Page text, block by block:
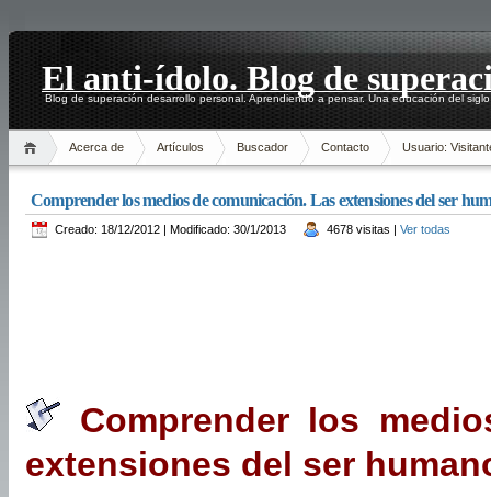
El anti-ídolo. Blog de
Blog de superación desarrollo personal. Aprendiendo a pensar. Una educación del
Acerca de Artículos Buscador Contacto Usuario:
Comprender los medios de comunicación. Las extensiones del ser
Creado: 18/12/2012 | Modificado: 30/1/2013 4678 visitas | Ver todas
Comprender los
extensiones del ser